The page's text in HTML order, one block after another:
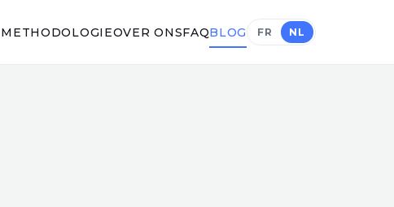
METHODOLOGIEOVER ONSFAQBLOG FR NL